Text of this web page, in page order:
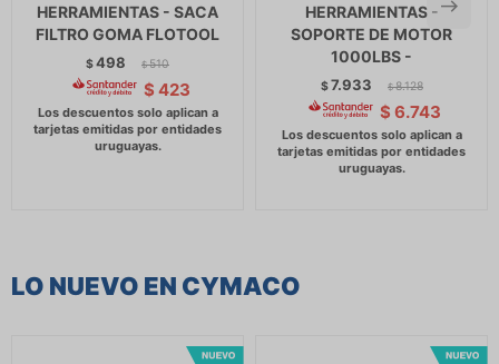
HERRAMIENTAS - SACA
FILTRO GOMA FLOTOOL
$498 $ 510
$ 423
HERRAMIENTAS -
SOPORTE DE MOTOR
1000LBS -
$7.933 $ 8.128
$ 6.743
LO NUEVO EN CYMACO